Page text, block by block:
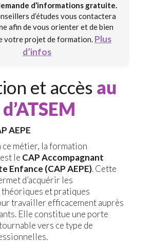
d’informations gratuite.
d’études vous contactera
afin de vous orienter et de bien
votre projet de formation. Plus
d’infos
et accès au
AEPE
ce métier, la formation
le CAP Accompagnant
Enfance (CAP AEPE). Cette
d’acquérir les
théoriques et pratiques
travailler efficacement auprès
Elle constitue une porte
vers ce type de